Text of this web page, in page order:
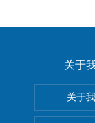
关于
关于